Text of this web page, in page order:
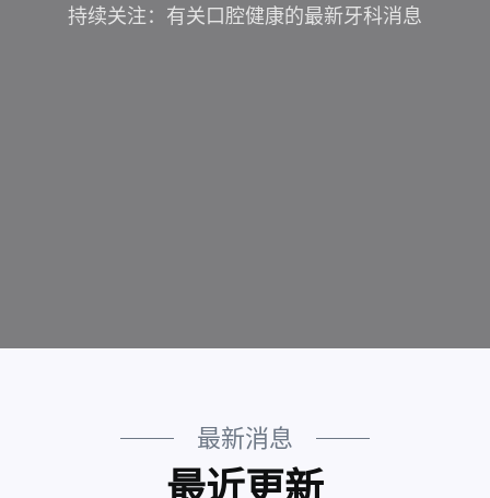
持续关注：有关口腔健康的最新牙科消息
最新消息
最近更新